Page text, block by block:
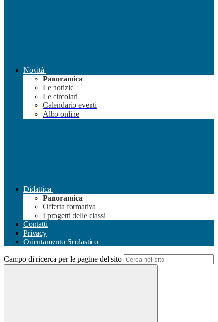
Novità
Panoramica
Le notizie
Le circolari
Calendario eventi
Albo online
Didattica
Panoramica
Offerta formativa
I progetti delle classi
Contatti
Privacy
Orientamento Scolastico
Campo di ricerca per le pagine del sito